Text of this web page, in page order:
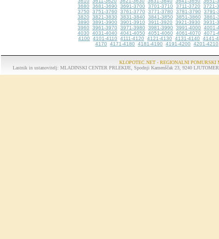
3680
3681-3690 3691-3700 3701-3710 3711-3720
3721-
3750
3751-3760 3761-3770 3771-3780 3781-3790
3791-
3820
3821-3830 3831-3840 3841-3850 3851-3860
3861-
3890
3891-3900 3901-3910 3911-3920 3921-3930
3931-
3960
3961-3970 3971-3980 3981-3990 3991-4000
4001-
4030
4031-4040 4041-4050 4051-4060 4061-4070
4071-
4100
4101-4110 4111-4120 4121-4130 4131-4140
4141-
4170
4171-4180 4181-4190 4191-4200 4201-4210
KLOPOTEC.NET - REGIONALNI POMURSKI
Lastnik in ustanovitelj: MLADINSKI CENTER PRLEKIJE, Spodnji Kamenščak 23, 9240